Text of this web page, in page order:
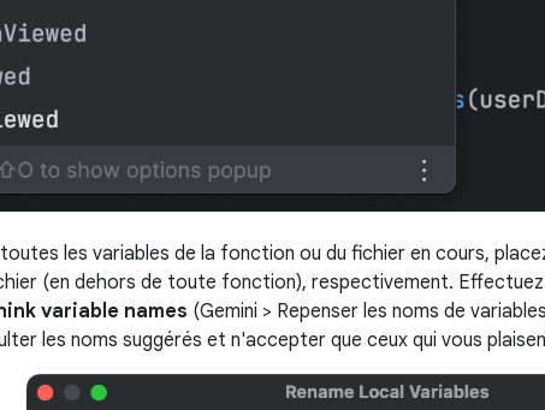
les variables de la fonction ou du fichier en cours,
(en dehors de toute fonction), respectivement.
variable names (Gemini > Repenser les noms de
les noms suggérés et n'accepter que ceux qui vous